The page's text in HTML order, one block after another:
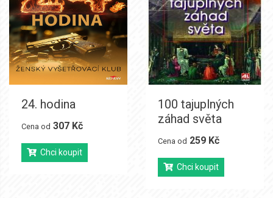
24. hodina
Cena od 307 Kč
Chci koupit
100 tajuplných
záhad světa
Cena od 259 Kč
Chci koupit